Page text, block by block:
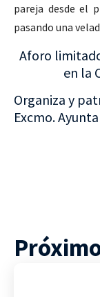
pareja desde el
pasando una
Aforo
en la
Organiza y
Excmo.